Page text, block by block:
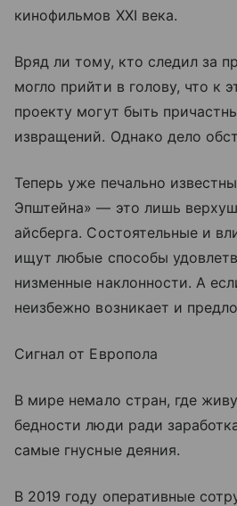
кинофильмов XXI века.
Вряд ли тому, кто следил за
могло прийти в голову, что к
проекту могут быть
извращений. Однако дело
Теперь уже печально
Эпштейна» — это лишь
айсберга. Состоятельные и
ищут любые способы
низменные наклонности. А
неизбежно возникает и
Сигнал от Европола
В мире немало стран, где
бедности люди ради
самые гнусные деяния.
В 2019 году оперативные